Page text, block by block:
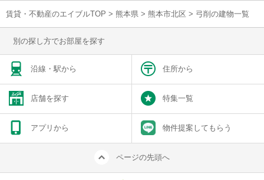
賃貸・不動産のエイブルTOP > 熊本県 > 熊本市北区 > 弓削の建物一覧
別の探し方でお部屋を探す
沿線・駅から 住所から
店舗を探す 特集一覧
アプリから 物件提案してもらう
ページの先頭へ